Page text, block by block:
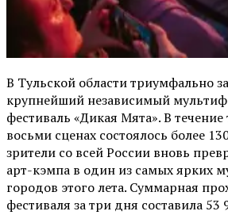
В Тульской области триумфально
крупнейший независимый
фестиваль «Дикая Мята». В
восьми сценах состоялось более
зрители со всей России вновь
арт-кэмпа в один из самых ярких
городов этого лета. Суммарная
фестиваля за три дня составила 53